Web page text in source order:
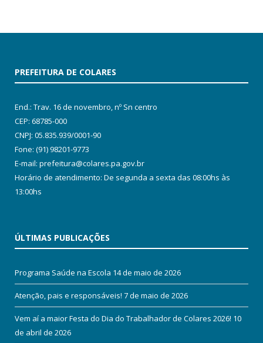
PREFEITURA DE COLARES
End.: Trav. 16 de novembro, nº Sn centro
CEP: 68785-000
CNPJ: 05.835.939/0001-90
Fone: (91) 98201-9773
E-mail: prefeitura@colares.pa.gov.br
Horário de atendimento: De segunda a sexta das 08:00hs às
13:00hs
ÚLTIMAS PUBLICAÇÕES
Programa Saúde na Escola 14 de maio de 2026
Atenção, pais e responsáveis! 7 de maio de 2026
Vem aí a maior Festa do Dia do Trabalhador de Colares 2026! 10
de abril de 2026